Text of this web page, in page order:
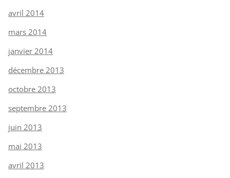
avril 2014
mars 2014
janvier 2014
décembre 2013
octobre 2013
septembre 2013
juin 2013
mai 2013
avril 2013